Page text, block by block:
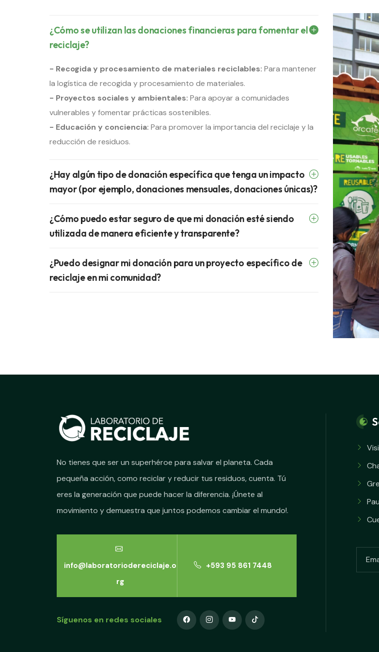
¿Cómo se utilizan las donaciones financieras para fomentar el
reciclaje?
- Recogida y procesamiento de materiales reciclables: Para mantener
la logística de recogida y procesamiento de materiales.
- Proyectos sociales y ambientales: Para apoyar a comunidades
vulnerables y fomentar prácticas sostenibles.
- Educación y conciencia: Para promover la importancia del reciclaje y la
reducción de residuos.
¿Hay algún tipo de donación específica que tenga un impacto
mayor (por ejemplo, donaciones mensuales, donaciones únicas)?
¿Cómo puedo estar seguro de que mi donación esté siendo
utilizada de manera eficiente y transparente?
¿Puedo designar mi donación para un proyecto específico de
reciclaje en mi comunidad?
No tienes que ser un superhéroe para salvar el planeta. Cada
pequeña acción, como reciclar y reducir tus residuos, cuenta. Tú
eres la generación que puede hacer la diferencia. ¡Únete al
movimiento y demuestra que juntos podemos cambiar el mundo!.
info@laboratoriodereciclaje.o
rg
+593 95 861 7448
Síguenos en redes sociales